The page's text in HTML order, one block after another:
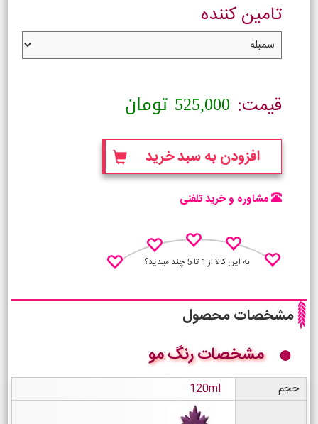
تامین کننده
قیمت: 525,000 تومان
افزودن به سبد خرید
مشاوره و خرید تلفنی
به این کالا از 1 تا 5 چند میدید؟
نظـر منو اعلام کن
مشخصات محصول
مشخصات رنگ مو
حجم 120ml